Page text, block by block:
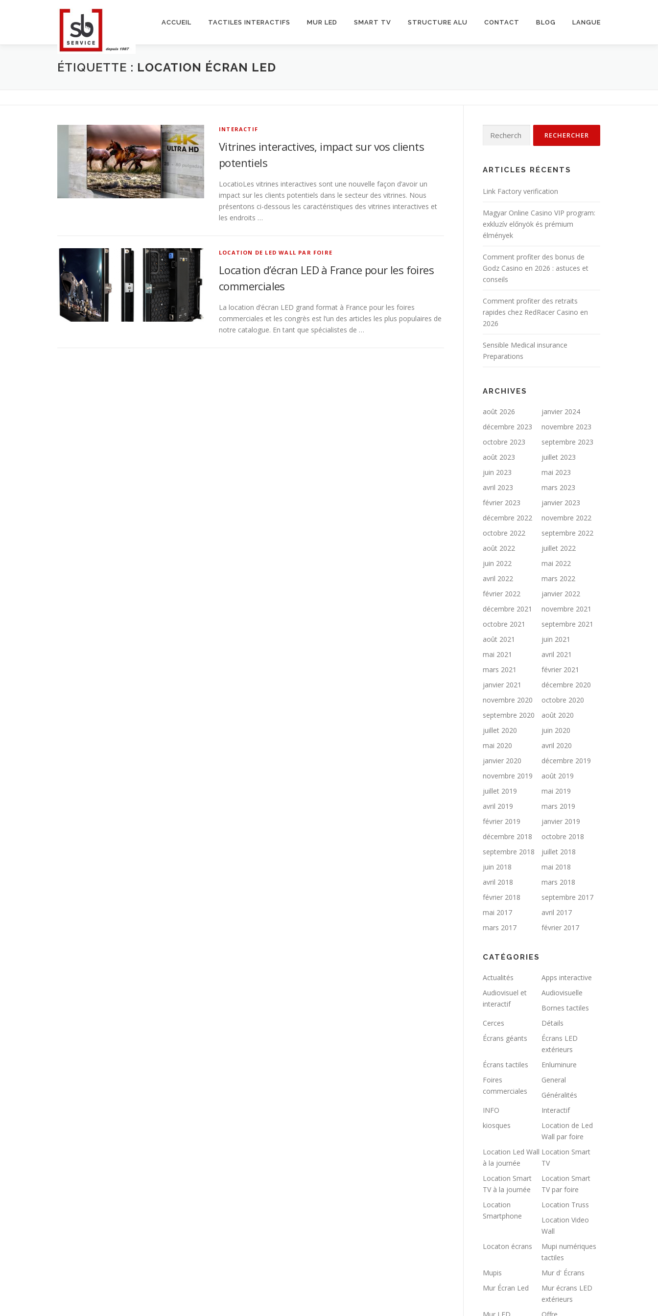
ACCUEIL TACTILES INTERACTIFS MUR LED SMART TV STRUCTURE ALU CONTACT BLOG LANGUE
ÉTIQUETTE : LOCATION ÉCRAN LED
INTERACTIF
Vitrines interactives, impact sur vos clients
potentiels
LocatioLes vitrines interactives sont une nouvelle façon d’avoir un
impact sur les clients potentiels dans le secteur des vitrines. Nous
présentons ci-dessous les caractéristiques des vitrines interactives et
les endroits …
LOCATION DE LED WALL PAR FOIRE
Location d’écran LED à France pour les foires
commerciales
La location d’écran LED grand format à France pour les foires
commerciales et les congrès est l’un des articles les plus populaires de
notre catalogue. En tant que spécialistes de …
ARTICLES RÉCENTS
Link Factory verification
Magyar Online Casino VIP program:
exkluzív előnyök és prémium
élmények
Comment profiter des bonus de
Godz Casino en 2026 : astuces et
conseils
Comment profiter des retraits
rapides chez RedRacer Casino en
2026
Sensible Medical insurance
Preparations
ARCHIVES
août 2026
janvier 2024
décembre 2023
novembre 2023
octobre 2023
septembre 2023
août 2023
juillet 2023
juin 2023
mai 2023
avril 2023
mars 2023
février 2023
janvier 2023
décembre 2022
novembre 2022
octobre 2022
septembre 2022
août 2022
juillet 2022
juin 2022
mai 2022
avril 2022
mars 2022
février 2022
janvier 2022
décembre 2021
novembre 2021
octobre 2021
septembre 2021
août 2021
juin 2021
mai 2021
avril 2021
mars 2021
février 2021
janvier 2021
décembre 2020
novembre 2020
octobre 2020
septembre 2020
août 2020
juillet 2020
juin 2020
mai 2020
avril 2020
janvier 2020
décembre 2019
novembre 2019
août 2019
juillet 2019
mai 2019
avril 2019
mars 2019
février 2019
janvier 2019
décembre 2018
octobre 2018
septembre 2018
juillet 2018
juin 2018
mai 2018
avril 2018
mars 2018
février 2018
septembre 2017
mai 2017
avril 2017
mars 2017
février 2017
CATÉGORIES
Actualités
Apps interactive
Audiovisuel et
interactif
Audiovisuelle
Bornes tactiles
Cerces
Détails
Écrans géants
Écrans LED
extérieurs
Écrans tactiles
Enluminure
Foires
commerciales
General
Généralités
INFO
Interactif
kiosques
Location de Led
Wall par foire
Location Led Wall
à la journée
Location Smart
TV
Location Smart
TV à la journée
Location Smart
TV par foire
Location
Smartphone
Location Truss
Location Video
Wall
Locaton écrans
Mupi numériques
tactiles
Mupis
Mur d' Écrans
Mur Écran Led
Mur écrans LED
extérieurs